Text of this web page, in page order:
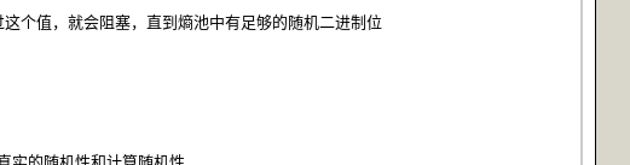
个值，就会阻塞，直到熵池中有足够的随机二进制位